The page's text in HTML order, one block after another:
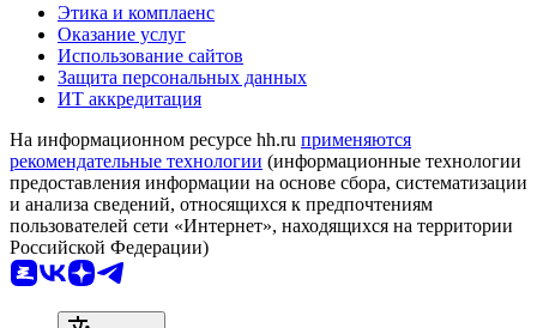
Этика и комплаенс
Оказание услуг
Использование сайтов
Защита персональных данных
ИТ аккредитация
На информационном ресурсе hh.ru применяются
рекомендательные технологии (информационные технологии
предоставления информации на основе сбора, систематизации
и анализа сведений, относящихся к предпочтениям
пользователей сети «Интернет», находящихся на территории
Российской Федерации)